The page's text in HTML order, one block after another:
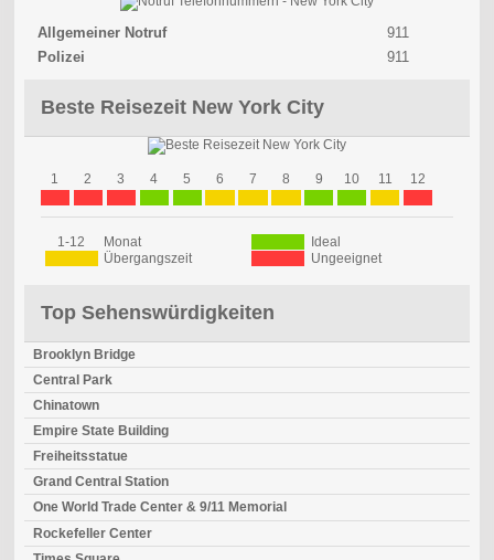
Allgemeiner Notruf
911
Polizei
911
Beste Reisezeit New York City
1 2 3 4 5 6 7 8 9 10 11 12
1-12 Monat
Ideal
Übergangszeit
Ungeeignet
Top Sehenswürdigkeiten
Brooklyn Bridge
Central Park
Chinatown
Empire State Building
Freiheitsstatue
Grand Central Station
One World Trade Center & 9/11 Memorial
Rockefeller Center